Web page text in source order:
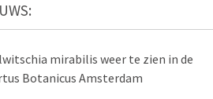
mirabilis weer te zien in de
Botanicus Amsterdam